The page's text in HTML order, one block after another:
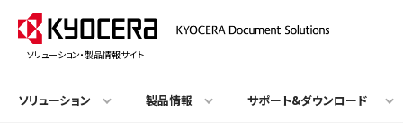
ソリューション・製品情報サイト
ソリューション 製品情報 サポート&ダウンロード